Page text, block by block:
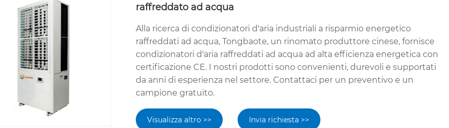
raffreddato ad acqua
Alla ricerca di condizionatori d'aria industriali a risparmio energetico
raffreddati ad acqua, Tongbaote, un rinomato produttore cinese, fornisce
condizionatori d'aria raffreddati ad acqua ad alta efficienza energetica con
certificazione CE. I nostri prodotti sono convenienti, durevoli e supportati
da anni di esperienza nel settore. Contattaci per un preventivo e un
campione gratuito.
Visualizza altro >> Invia richiesta >>